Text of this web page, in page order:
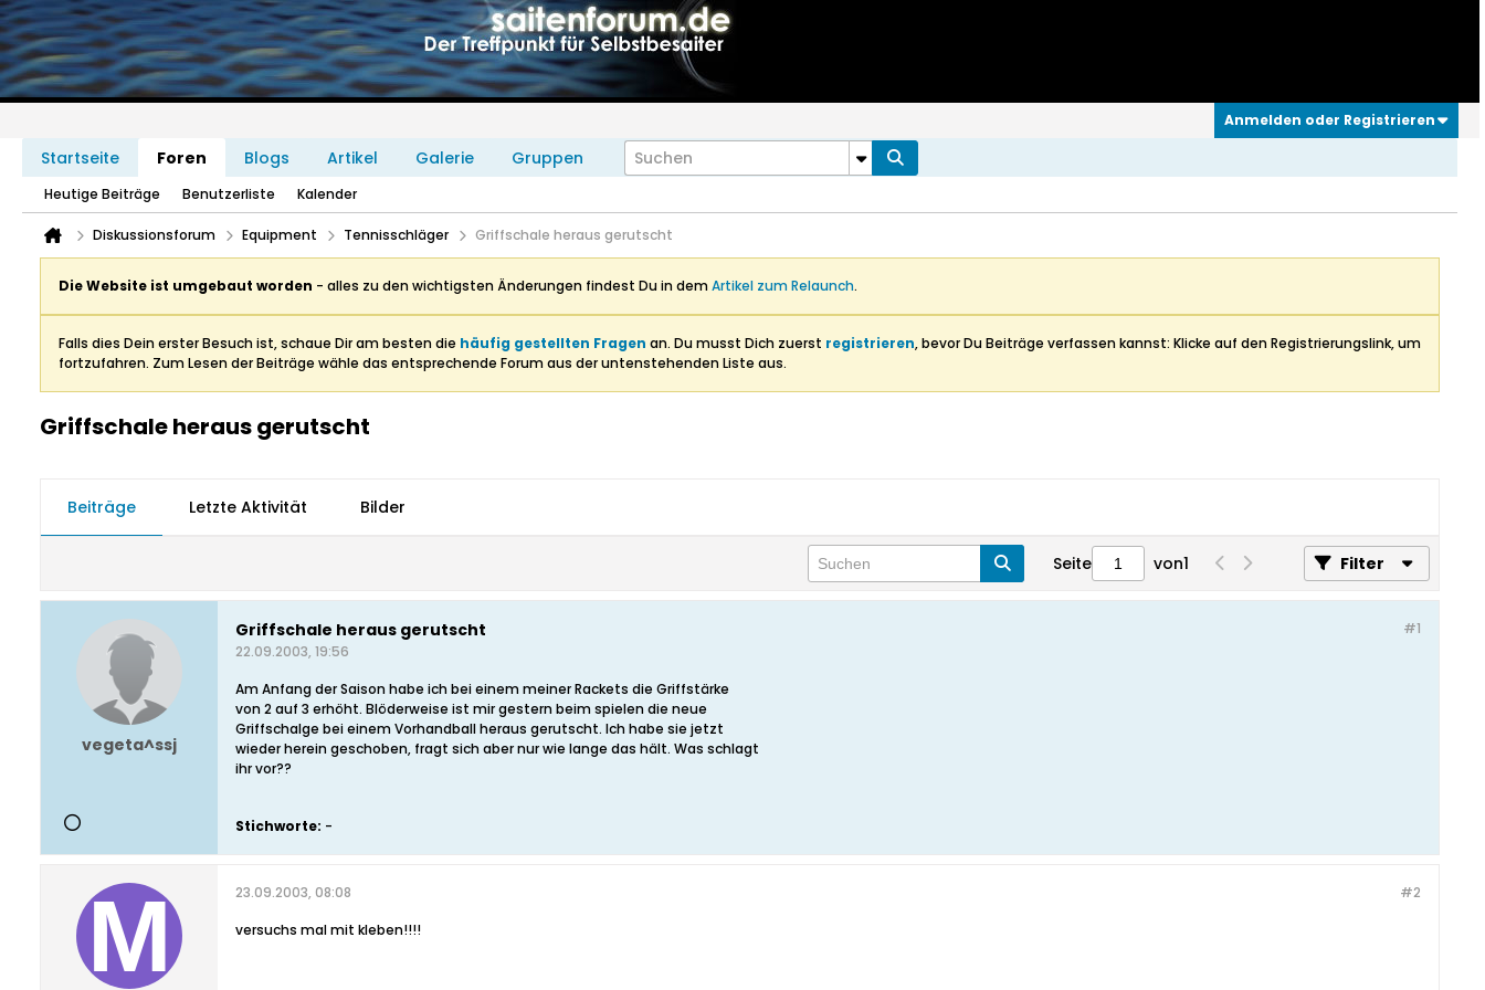
Anmelden oder Registrieren
Startseite Foren Blogs Artikel Galerie Gruppen
Heutige Beiträge Benutzerliste Kalender
Diskussionsforum Equipment Tennisschläger Griffschale heraus gerutscht
Die Website ist umgebaut worden - alles zu den wichtigsten Änderungen findest Du in demArtikel zum Relaunch.
Falls dies Dein erster Besuch ist, schaue Dir am besten die häufig gestellten Fragen an. Du musst Dich zuerst registrieren, bevor Du Beiträge verfassen kannst: Klicke auf den Registrierungslink, um
fortzufahren. Zum Lesen der Beiträge wähle das entsprechende Forum aus der untenstehenden Liste aus.
Griffschale heraus gerutscht
Beiträge Letzte Aktivität Bilder
Seite von1 Filter
vegeta^ssj
#1
Griffschale heraus gerutscht
22.09.2003, 19:56
Am Anfang der Saison habe ich bei einem meiner Rackets die Griffstärke
von 2 auf 3 erhöht. Blöderweise ist mir gestern beim spielen die neue
Griffschalge bei einem Vorhandball heraus gerutscht. Ich habe sie jetzt
wieder herein geschoben, fragt sich aber nur wie lange das hält. Was schlagt
ihr vor??
Stichworte: -
#2
23.09.2003, 08:08
versuchs mal mit kleben!!!!